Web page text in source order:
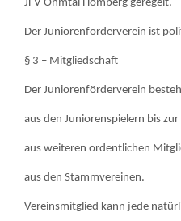
JFV Ohmtal Homberg geregelt.
Der Juniorenförderverein ist
§ 3 – Mitgliedschaft
Der Juniorenförderverein
aus den Juniorenspielern bis
aus weiteren ordentlichen
aus den Stammvereinen.
Vereinsmitglied kann jede